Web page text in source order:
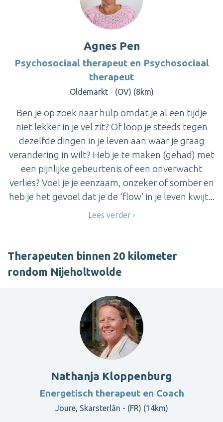
Agnes Pen
Psychosociaal therapeut en Psychosociaal
therapeut
Oldemarkt - (OV) (8km)
Ben je op zoek naar hulp omdat je al een tijdje
niet lekker in je vel zit? Of loop je steeds tegen
dezelfde dingen in je leven aan waar je graag
verandering in wilt? Heb je te maken (gehad) met
een pijnlijke gebeurtenis of een onverwacht
verlies? Voel je je eenzaam, onzeker of somber en
heb je het gevoel dat je de ‘flow’ in je leven kwijt...
Lees verder
Therapeuten binnen 20 kilometer
rondom Nijeholtwolde
Nathanja Kloppenburg
Energetisch therapeut en Coach
Joure, Skarsterlân - (FR) (14km)